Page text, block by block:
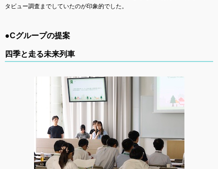
タビュー調査までしていたのが印象的でした。
●Cグループの提案
四季と走る未来列車